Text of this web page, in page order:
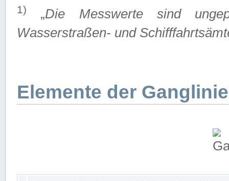
1) „Die Messwerte sind
Wasserstraßen- und
Elemente der